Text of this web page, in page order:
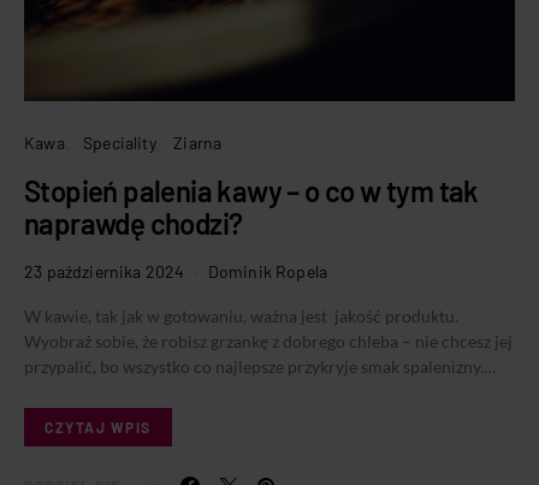
Kawa Speciality Ziarna
Stopień palenia kawy – o co w tym tak
naprawdę chodzi?
23 października 2024 Dominik Ropela
W kawie, tak jak w gotowaniu, ważna jest jakość produktu.
Wyobraź sobie, że robisz grzankę z dobrego chleba – nie chcesz jej
przypalić, bo wszystko co najlepsze przykryje smak spalenizny.…
CZYTAJ WPIS